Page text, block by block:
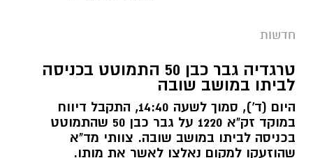
FREEPIK
תנועת"עתיד לעוטף"בירכה על הודעת שר
חדשות
טרגדיה גבר כבן 50 התמוטט בכניסה
לביתו במושב שובה
היום (ד'), סמוך לשעה 14:40, התקבל דיווח
במוקד זק"א 1220 על גבר כבן 50 שהתמוטט
בכניסה לביתו במושב שובה. צוותי מד"א
שהוזעקו למקום נאלצו לאשר את מותו.